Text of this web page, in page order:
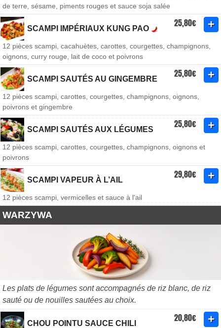
de terre, sésame, piments rouges et sauce soja salée
SCAMPI IMPÉRIAUX KUNG PAO 25,80€
12 pièces scampi, cacahuètes, carottes, courgettes, champignons,
oignons, curry rouge, lait de coco et poivrons
SCAMPI SAUTÉS AU GINGEMBRE 25,80€
12 pièces scampi, carottes, courgettes, champignons, oignons,
poivrons et gingembre
SCAMPI SAUTÉS AUX LÉGUMES 25,80€
12 pièces scampi, carottes, courgettes, champignons, oignons et
poivrons
SCAMPI VAPEUR À L’AIL 29,80€
12 pièces scampi, vermicelles et sauce à l'ail
WARZYWA
Les plats de légumes sont accompagnés de riz blanc, de riz
sauté ou de nouilles sautées au choix.
CHOU POINTU SAUCE CHILI 20,80€